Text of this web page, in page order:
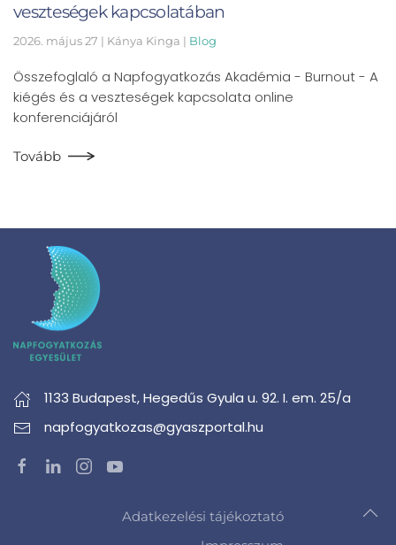
veszteségek kapcsolatában
2026. május 27 | Kánya Kinga | Blog
Összefoglaló a Napfogyatkozás Akadémia - Burnout - A
kiégés és a veszteségek kapcsolata online
konferenciájáról
Tovább
1133 Budapest,Hegedűs Gyula u. 92. I. em. 25/a
napfogyatkozas@gyaszportal.hu
Adatkezelési tájékoztató